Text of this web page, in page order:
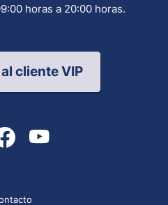
horas a 20:00 horas.
cliente VIP